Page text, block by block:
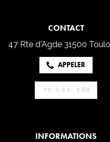
CONTACT
47 Rte d'Agde 31500
APPELER
PRENDRE RDV
PRENDRE RDV
INFORMATIONS